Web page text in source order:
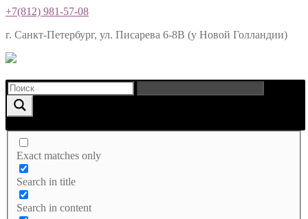
+7(812) 981-57-08
г. Санкт-Петербург, ул. Писарева 6-8В (у Новой Голландии)
Exact matches only
Search in title
Search in content